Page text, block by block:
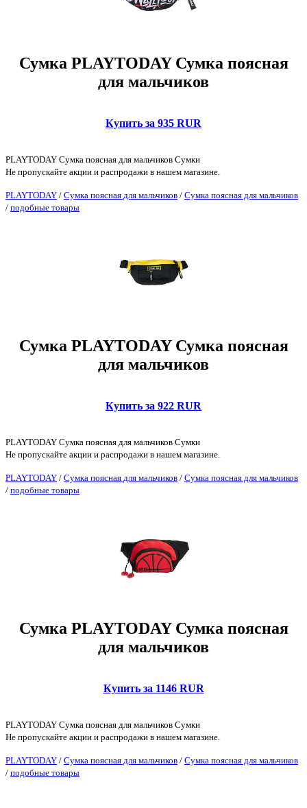
Сумка PLAYTODAY Сумка поясная
для мальчиков
Купить за 935 RUR
PLAYTODAY Сумка поясная для мальчиков Сумки
Не пропускайте акции и распродажи в нашем магазине.
PLAYTODAY / Сумка поясная для мальчиков / Сумка поясная для мальчиков
/ подобные товары
Сумка PLAYTODAY Сумка поясная
для мальчиков
Купить за 922 RUR
PLAYTODAY Сумка поясная для мальчиков Сумки
Не пропускайте акции и распродажи в нашем магазине.
PLAYTODAY / Сумка поясная для мальчиков / Сумка поясная для мальчиков
/ подобные товары
Сумка PLAYTODAY Сумка поясная
для мальчиков
Купить за 1146 RUR
PLAYTODAY Сумка поясная для мальчиков Сумки
Не пропускайте акции и распродажи в нашем магазине.
PLAYTODAY / Сумка поясная для мальчиков / Сумка поясная для мальчиков
/ подобные товары